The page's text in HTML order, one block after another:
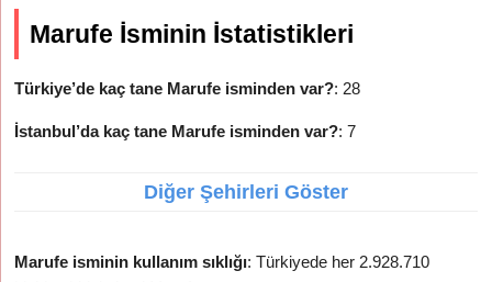
Marufe İsminin İstatistikleri
Türkiye’de kaç tane Marufe isminden var?: 28
İstanbul’da kaç tane Marufe isminden var?: 7
Diğer Şehirleri Göster
Marufe isminin kullanım sıklığı: Türkiyede her 2.928.710